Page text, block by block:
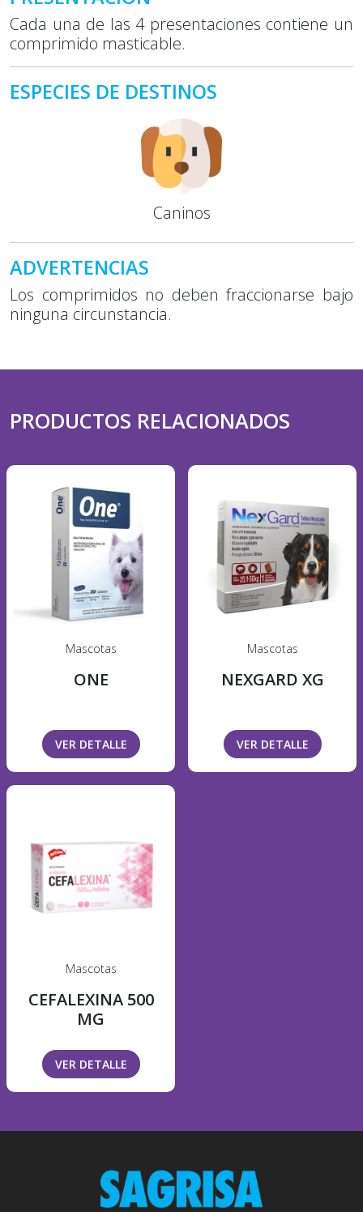
Cada una de las 4 presentaciones contiene un
comprimido masticable.
ESPECIES DE DESTINOS
Caninos
ADVERTENCIAS
Los comprimidos no deben fraccionarse bajo
ninguna circunstancia.
PRODUCTOS RELACIONADOS
Mascotas
ONE
VER DETALLE
Mascotas
NEXGARD XG
VER DETALLE
Mascotas
CEFALEXINA 500
MG
VER DETALLE